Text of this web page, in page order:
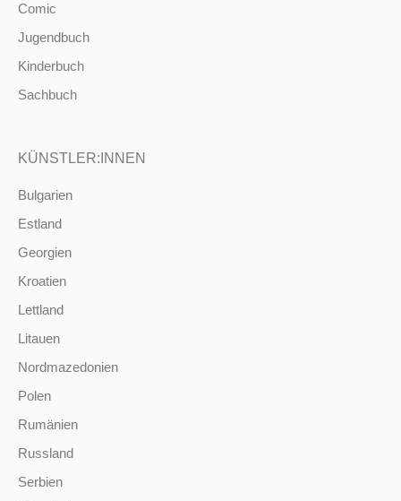
Comic
Jugendbuch
Kinderbuch
Sachbuch
KÜNSTLER:INNEN
Bulgarien
Estland
Georgien
Kroatien
Lettland
Litauen
Nordmazedonien
Polen
Rumänien
Russland
Serbien